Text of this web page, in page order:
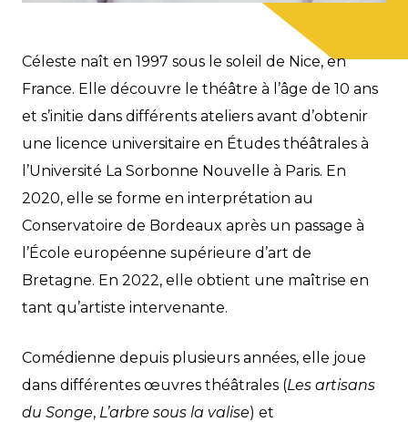
Céleste naît en 1997 sous le soleil de Nice, en
France. Elle découvre le théâtre à l’âge de 10 ans
et s’initie dans différents ateliers avant d’obtenir
une licence universitaire en Études théâtrales à
l’Université La Sorbonne Nouvelle à Paris. En
2020, elle se forme en interprétation au
Conservatoire de Bordeaux après un passage à
l’École européenne supérieure d’art de
Bretagne. En 2022, elle obtient une maîtrise en
tant qu’artiste intervenante.
Comédienne depuis plusieurs années, elle joue
dans différentes œuvres théâtrales (Les artisans
du Songe, L’arbre sous la valise) et